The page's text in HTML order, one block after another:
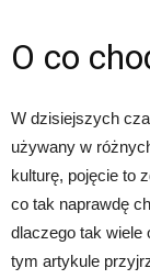
O co
W dzisiejszych
używany w
kulturę, pojęcie to
co tak naprawdę
dlaczego tak wiele
tym artykule